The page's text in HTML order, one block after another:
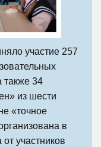
участие 257
также 34
из шести
«точное
в
участников